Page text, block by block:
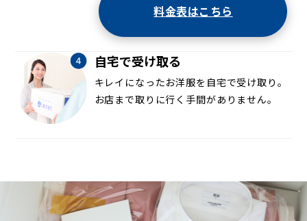
料金表はこちら
自宅で受け取る
キレイになったお洋服を自宅で受け取り。
お店まで取りに行く手間がありません。